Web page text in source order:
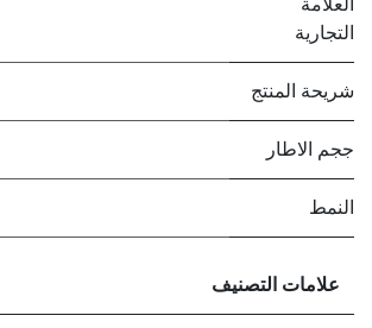
العلامة
التجارية
شريحة المنتج
ججم الاطار
النمط
علامات التصنيف